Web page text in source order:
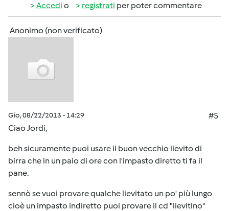
Accedi o registrati per poter commentare
Anonimo (non verificato)
Gio, 08/22/2013 - 14:29
#5
Ciao Jordi,
beh sicuramente puoi usare il buon vecchio lievito di
birra che in un paio di ore con l'impasto diretto ti fa il
pane.
sennò se vuoi provare qualche lievitato un po' più lungo
cioè un impasto indiretto puoi provare il cd "lievitino"